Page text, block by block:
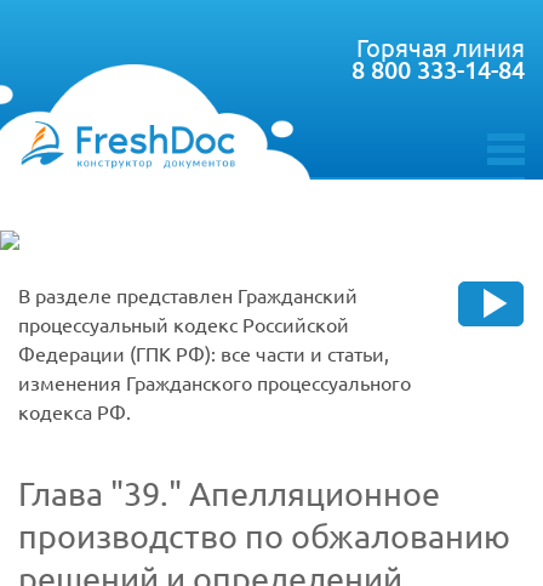
toggle
Горячая линия
8 800 333-14-84
В разделе представлен Гражданский
процессуальный кодекс Российской
Федерации (ГПК РФ): все части и статьи,
изменения Гражданского процессуального
кодекса РФ.
Глава 39. Апелляционное
производство по обжалованию